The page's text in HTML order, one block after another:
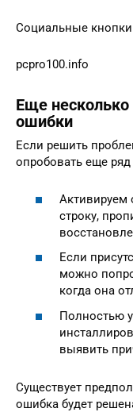
Социальные
pcpro100.info
Еще несколько
ошибки
Если решить
опробовать еще
Активируем
строку,
Если
можно
когда она
Полностью
выявить
Существует
ошибка будет